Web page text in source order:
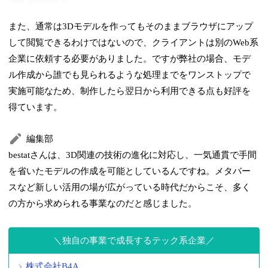
また、通常は3Dモデルを作ってもそのままブラウザにアップ
して閲覧できるわけではないので、クライアントは別のWeb系
企業に依頼する必要がありました。ですが弊社の場合、モデ
ル作成から誰でも見られるような処理までをワンストップで
実施可能なため、制作したら翌日から利用できる点も好評を
得ています。
編集部
bestatさんは、3D関連の技術の進化に対応し、一気通貫で手間
を省いたモデルの作成を可能としているんですね。メタバー
スなど新しい活用の場が広がっている時代だからこそ、多く
の方から求められる事業なのだと感じました。
独自の事業で成長するテック系企業
株式会社B4A